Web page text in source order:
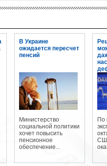
В Украине
ожидается пересчет
пенсий
Министерство
социальной политики
хочет повысить
пенсионное
обеспечение...
По